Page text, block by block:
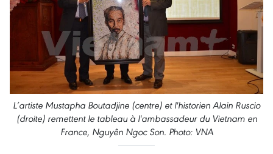
L’artiste Mustapha Boutadjine (centre) et l'historien Alain Ruscio
(droite) remettent le tableau à l'ambassadeur du Vietnam en
France, Nguyên Ngoc Son. Photo: VNA